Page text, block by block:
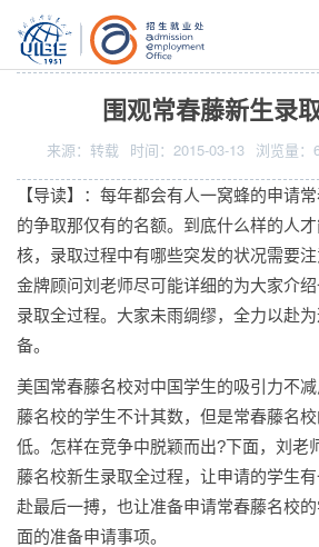
当前位置： 主页 >就业>
围观常春藤新生录
来源： 转载 时间： 2015-03-13 浏览量：
【导读】：每年都会有人一窝蜂的申请
的争取那仅有的名额。到底什么样的人
核，录取过程中有哪些突发的状况需要
金牌顾问刘老师尽可能详细的为大家介
录取全过程。大家未雨绸缪，全力以赴
备。
美国常春藤名校对中国学生的吸引力不
藤名校的学生不计其数，但是常春藤名
低。怎样在竞争中脱颖而出?下面，刘老
藤名校新生录取全过程，让申请的学生
赴最后一搏，也让准备申请常春藤名校
面的准备申请事项。